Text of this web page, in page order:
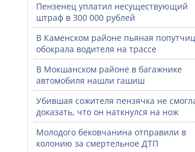
Пензенец уплатил несуществующий
штраф в 300 000 рублей
В Каменском районе пьяная
обокрала водителя на трассе
В Мокшанском районе в багажнике
автомобиля нашли гашиш
Убившая сожителя пензячка не
доказать, что он наткнулся на нож
Молодого бековчанина отправили в
колонию за смертельное ДТП